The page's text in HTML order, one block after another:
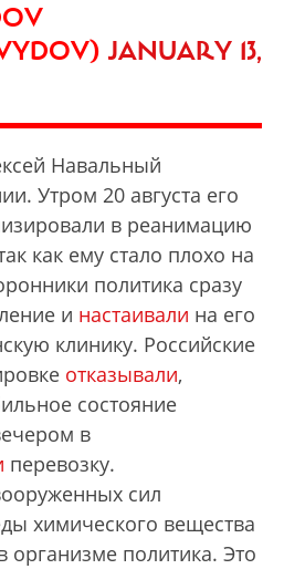
JANUARY 13,
Навальный
Утром 20 августа его
в реанимацию
как ему стало плохо на
политика сразу
и настаивали на его
клинику. Российские
отказывали,
состояние
в
перевозку.
сил
химического вещества
организме политика. Это